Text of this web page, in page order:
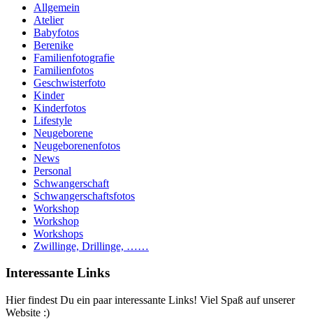
Allgemein
Atelier
Babyfotos
Berenike
Familienfotografie
Familienfotos
Geschwisterfoto
Kinder
Kinderfotos
Lifestyle
Neugeborene
Neugeborenenfotos
News
Personal
Schwangerschaft
Schwangerschaftsfotos
Workshop
Workshop
Workshops
Zwillinge, Drillinge, ……
Interessante Links
Hier findest Du ein paar interessante Links! Viel Spaß auf unserer
Website :)